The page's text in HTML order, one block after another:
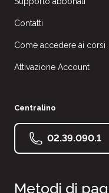
Contatti
Come accedere ai corsi
Attivazione Account
Centralino
02.39.090.1
Metodi di